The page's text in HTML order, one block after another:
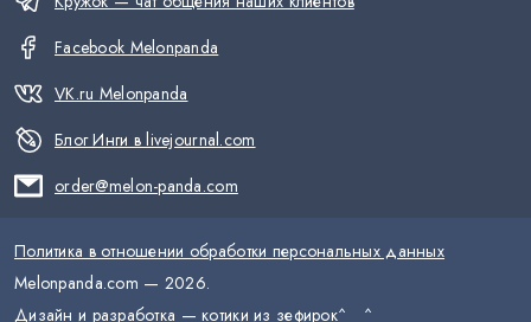
Facebook Melonpanda
VK.ru Melonpanda
Блог Инги в livejournal.com
order@melon-panda.com
Политика в отношении обработки персональных данных
Melonpanda.com — 2026.
Дизайн и разработка — котики из зефирок^__^